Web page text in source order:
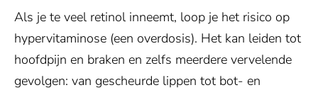
Als je te veel retinol inneemt, loop je het risico op
hypervitaminose (een overdosis). Het kan leiden tot
hoofdpijn en braken en zelfs meerdere vervelende
gevolgen: van gescheurde lippen tot bot- en